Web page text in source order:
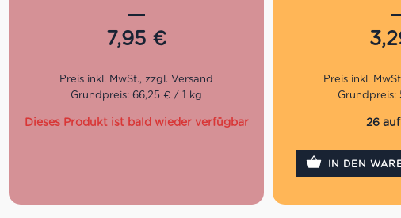
köstlichen Amaretti soffici bekannt. So
sehr, dass sich auch die Savoyens die
Leckereien von Amaretti Virginia
7,95 €
Grundpreis: 66,25 € / 1 kg
Dieses Produkt ist bald wieder verfügbar
einfach nur
Mahl- und
perfekt für
traditionellen
Grundpreis:
26
IN DEN